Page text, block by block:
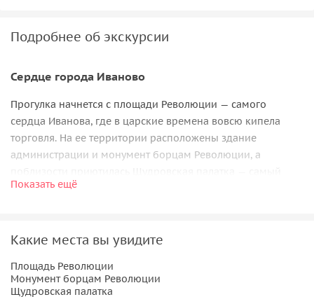
Подробнее об экскурсии
Сердце города Иваново
Прогулка начнется с площади Революции — самого
сердца Иванова, где в царские времена вовсю кипела
торговля. На ее территории расположены здание
администрации и монумент борцам Революции, а
старый из сохранившихся в городе кирпичных домов.
От площади Революции мы направимся по пешеходному
бульвару Кокуй к площади Пушкина, украшенной
величественным зданием Дворца искусств. Ранее здесь
Показать ещё
Какие места вы увидите
Площадь Революции
Монумент борцам Революции
Щудровская палатка